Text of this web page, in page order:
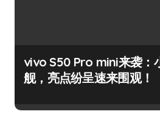
vivo S50 Pro mini来袭：
舰，亮点纷呈速来围观！